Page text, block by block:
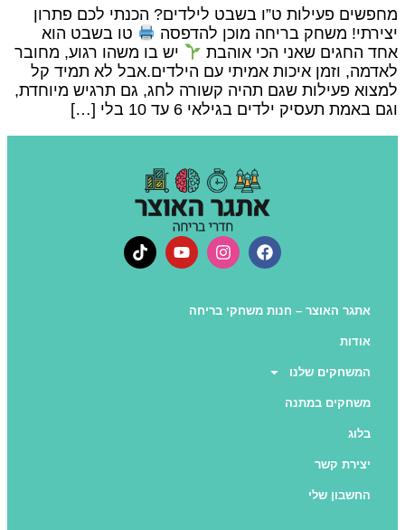
פעילות ט”ו בשבט לילדים? הכנתי לכם פתרון
משחק בריחה מוכן להדפסה
טו בשבט הוא
החגים שאני הכי אוהבת
יש בו משהו רגוע, מחובר
וזמן איכות אמיתי עם הילדים.אבל לא תמיד קל
פעילות שגם תהיה קשורה לחג, גם תרגיש מיוחדת,
באמת תעסיק ילדים בגילאי 6 עד 10 בלי […]
אתגר האוצר – חנות משחקי בריחה
אודות
המשחקים שלנו
משחקים במתנה
בלוג
יצירת קשר
החשבון שלי